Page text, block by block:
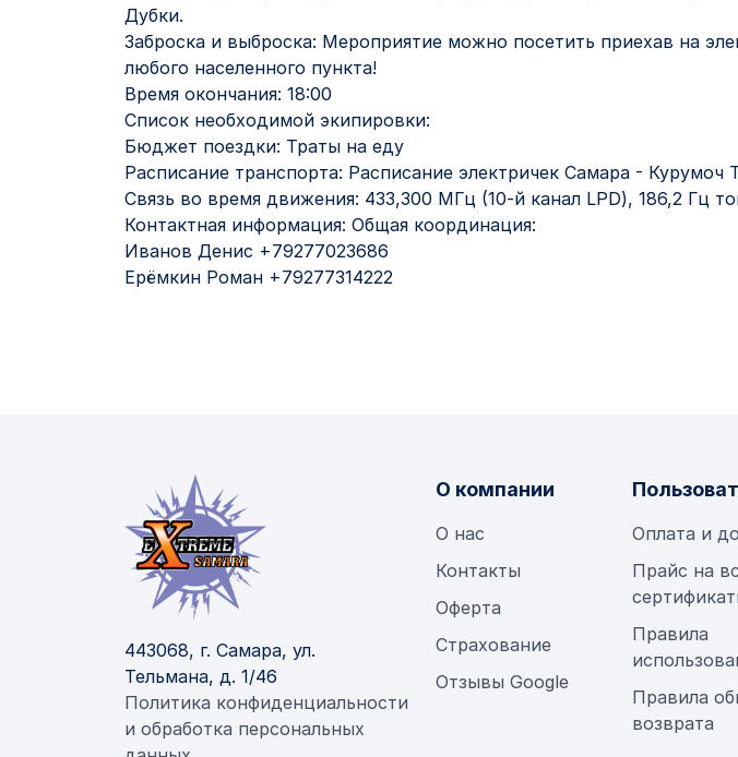
Дубки.
Заброска и выброска: Мероприятие можно посетить приехав на
любого населенного пункта!
Время окончания: 18:00
Список необходимой экипировки:
Бюджет поездки: Траты на еду
Расписание транспорта: Расписание электричек Самара - Курумоч
Связь во время движения: 433,300 МГц (10-й канал LPD), 186,2 Гц
Контактная информация: Общая координация:
Иванов Денис +79277023686
Ерёмкин Роман +79277314222
443068, г. Самара, ул.
Тельмана, д. 1/46
Политика конфиденциальности
и обработка персональных
О компании
О нас
Контакты
Оферта
Страхование
Отзывы Google
Оплата и
Прайс на
Правила
Правила
возврата